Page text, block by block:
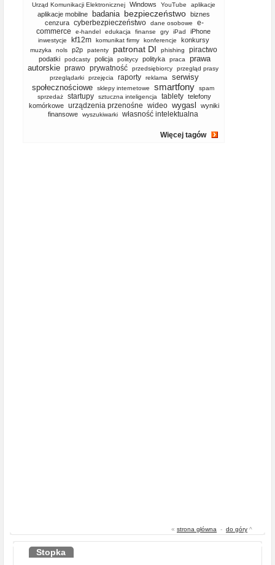
Urząd Komunikacji Elektronicznej Windows YouTube aplikacje
aplikacje mobilne badania bezpieczeństwo biznes
cenzura cyberbezpieczeństwo dane osobowe
e-
commerce
e-handel edukacja finanse gry iPad iPhone
inwestycje kf12m komunikat firmy konferencje konkursy
muzyka nols p2p patenty patronat DI phishing piractwo
podatki podcasty policja politycy polityka praca
prawa
autorskie prawo prywatność przedsiębiorcy
przegląd prasy
przeglądarki
przejęcia raporty reklama
serwisy
społecznościowe
sklepy internetowe smartfony
spam
sprzedaż
startupy sztuczna inteligencja tablety telefony
komórkowe
urządzenia przenośne wideo wygasl
wyniki
finansowe
wyszukiwarki własność intelektualna
Więcej tagów
« strona główna - do góry ^
Stopka